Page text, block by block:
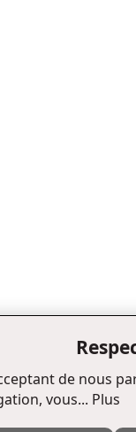
de nous
vous... Plus